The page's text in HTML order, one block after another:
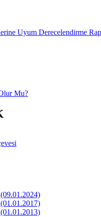
Uyum Derecelendirme
Mu?